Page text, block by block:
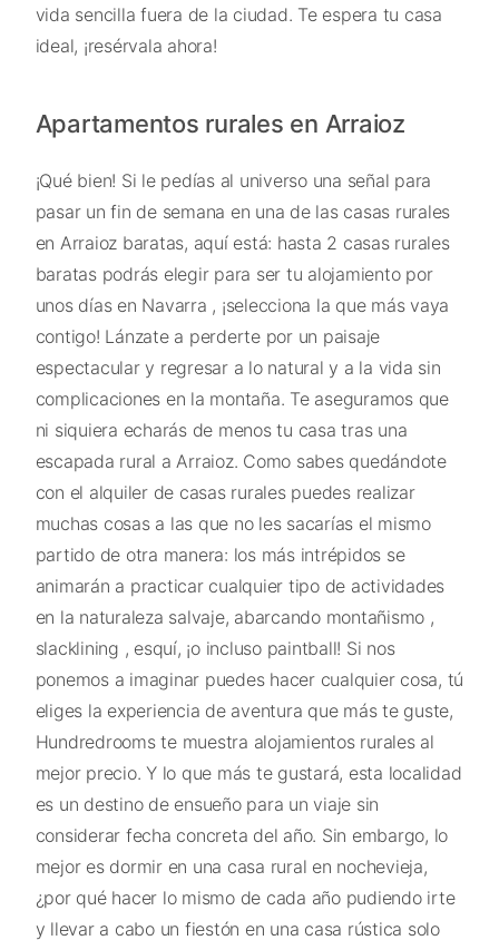
vida sencilla fuera de la ciudad. Te espera tu casa
ideal, ¡resérvala ahora!
Apartamentos rurales en Arraioz
¡Qué bien! Si le pedías al universo una señal para
pasar un fin de semana en una de las casas rurales
en Arraioz baratas, aquí está: hasta 2 casas rurales
baratas podrás elegir para ser tu alojamiento por
unos días en Navarra , ¡selecciona la que más vaya
contigo! Lánzate a perderte por un paisaje
espectacular y regresar a lo natural y a la vida sin
complicaciones en la montaña. Te aseguramos que
ni siquiera echarás de menos tu casa tras una
escapada rural a Arraioz. Como sabes quedándote
con el alquiler de casas rurales puedes realizar
muchas cosas a las que no les sacarías el mismo
partido de otra manera: los más intrépidos se
animarán a practicar cualquier tipo de actividades
en la naturaleza salvaje, abarcando montañismo ,
slacklining , esquí, ¡o incluso paintball! Si nos
ponemos a imaginar puedes hacer cualquier cosa, tú
eliges la experiencia de aventura que más te guste,
Hundredrooms te muestra alojamientos rurales al
mejor precio. Y lo que más te gustará, esta localidad
es un destino de ensueño para un viaje sin
considerar fecha concreta del año. Sin embargo, lo
mejor es dormir en una casa rural en nochevieja,
¿por qué hacer lo mismo de cada año pudiendo irte
y llevar a cabo un fiestón en una casa rústica solo